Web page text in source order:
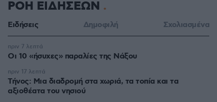
ΡΟΗ ΕΙΔΗΣΕΩΝ
Ειδήσεις Δημοφιλή Σχολιασμένα
Οι 10 «ήσυχες» παραλίες της Νάξου
πριν 7 λεπτά
Τήνος: Μια διαδρομή στα χωριά, τα τοπία και τα
αξιοθέατα του νησιού
πριν 17 λεπτά